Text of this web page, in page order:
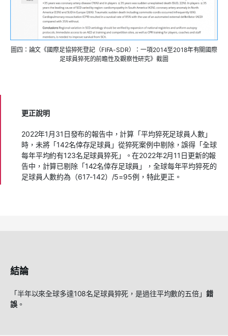
圖四：論文《國際足協猝死登記（FIFA-SDR）：一項2014至2018年有關國際
足球員猝死的前瞻性及觀察性研究》截圖
更正說明
2022年1月31日發布的報告中，計算「平均猝死足球員人數」
時，未將「142名倖存足球員」從猝死案例中剔除，誤得「全球
每年平均約有123名足球員猝死」。在2022年2月11日更新的報
告中，計算已剔除「142名倖存足球員」，全球每年平均猝死的
足球員人數約為（617-142）/5=95例，特此更正。
結論
「半年以來全球多達108名足球員猝死，是過往平均數的五倍」 錯
誤。